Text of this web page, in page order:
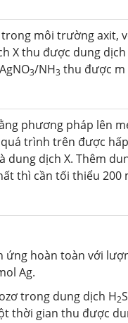
môi trường axit,
X thu được dung dịch
3/NH3 thu được m
phương pháp lên
trình trên được
dung dịch X. Thêm
thì cần tối thiểu 200
ứng hoàn toàn với
Ag.
trong dung dịch H2
thời gian thu được